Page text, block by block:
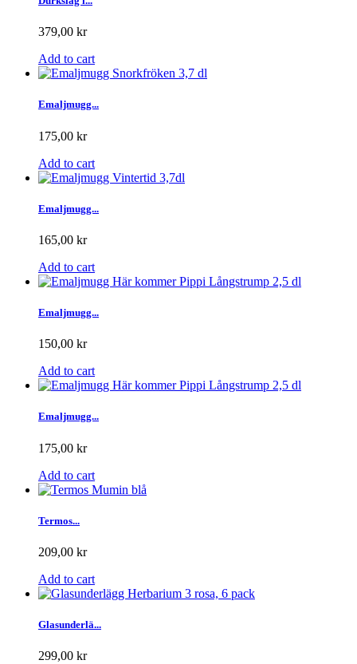
379,00 kr
Add to cart
Emaljmugg...
175,00 kr
Add to cart
Emaljmugg...
165,00 kr
Add to cart
Emaljmugg...
150,00 kr
Add to cart
Emaljmugg...
175,00 kr
Add to cart
Termos...
209,00 kr
Add to cart
Glasunderlä...
299,00 kr